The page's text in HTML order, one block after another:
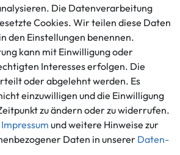
Datenschutzerklärung
Barrierefreiheitserklärung
Widerrufs­recht
Vertrag widerrufen
Zahlungsmöglichkeiten
Die Datenverarbeitung
Cookies. Wir teilen diese Daten
den Einstellungen benennen.
kann mit Einwilligung oder
Interesses erfolgen. Die
oder abgelehnt werden. Es
einzuwilligen und die Einwilligung
zu ändern oder zu widerrufen.
Impressum und weitere Hinweise zur
Daten in unserer Daten­